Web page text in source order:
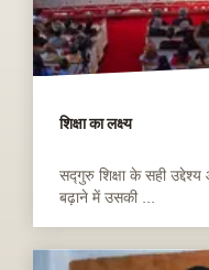
शिक्षा का लक्ष्य
सद्गुरु शिक्षा के सही
बढ़ाने में उसकी ...